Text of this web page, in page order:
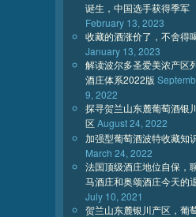
诞生，中国选手获得季军
February 13, 2023
收藏的酒涨价了，不舍得
January 13, 2023
解读波尔多圣爱美浓产区
酒庄体系2022版
9, 2022
探寻贺兰山东麓葡萄酒银
区August 24, 2022
加强型葡萄酒波特收藏知
March 24, 2022
法国顶级酒庄地位自保，
马酒庄和奥颂酒庄今天的
July 10, 2021
贺兰山东麓银川产区，葡